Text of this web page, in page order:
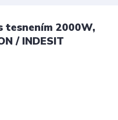
tesnením 2000W,
/ INDESIT